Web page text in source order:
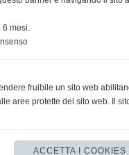
6 mesi.
fruibile un sito web
aree protette del sito web. Il
ACCETTA I COOKIES